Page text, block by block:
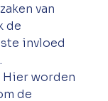
van
de
invloed
Hier worden
de